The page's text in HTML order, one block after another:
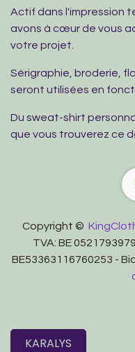
Actif dans l'impression
avons à cœur de vous
votre projet.
Sérigraphie, broderie,
seront utilisées en
Du sweat-shirt
que vous trouverez ce
Copyright ©
TVA: BE
BE53363116760253 -
KARALYS